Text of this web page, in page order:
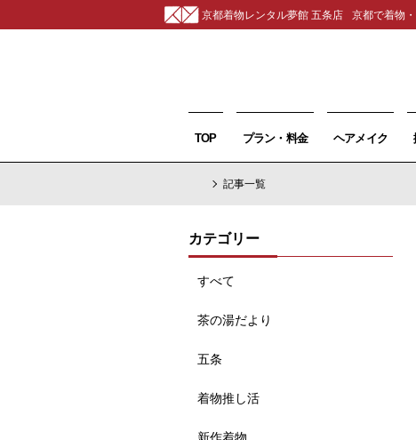
京都着物レンタル夢館 五条店 京都で着物
TOP プラン・料金 ヘアメイク
記事一覧
カテゴリー
すべて
茶の湯だより
五条
着物推し活